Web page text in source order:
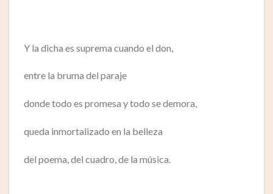
Y la dicha es suprema cuando el don,
entre la bruma del paraje
donde todo es promesa y todo se demora,
queda inmortalizado en la belleza
del poema, del cuadro, de la música.